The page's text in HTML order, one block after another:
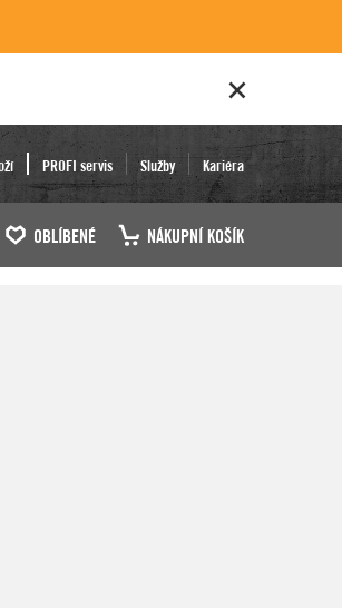
PROFI servis Služby Kariéra
OBLÍBENÉ NÁKUPNÍ KOŠÍK